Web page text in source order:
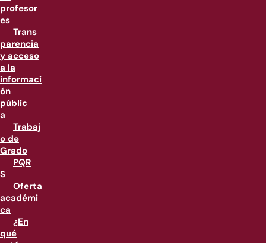
profesor
es
Trans
parencia
y acceso
a la
informaci
ón
públic
a
Trabaj
o de
Grado
PQR
S
Oferta
académi
ca
¿En
qué